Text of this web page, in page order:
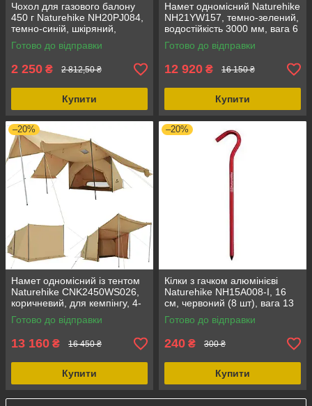
Чохол для газового балону
450 г Naturehike NH20PJ084,
темно-синій, шкіряний,
розмір 11 x 12,5 см, для
балона 450 г
Готово до відправки
2 250 ₴ 2 812,50 ₴
Купити
Намет одномісний Naturehike
NH21YW157, темно-зелений,
водостійкість 3000 мм, вага 6
кг, три сезони, каркас
алюмінієвий
Готово до відправки
12 920 ₴ 16 150 ₴
Купити
–20%
Намет одномісний із тентом
Naturehike CNK2450WS026,
коричневий, для кемпінгу, 4-
сезонний
Готово до відправки
13 160 ₴ 16 450 ₴
Купити
–20%
Кілки з гачком алюмінієві
Naturehike NH15A008-I, 16
см, червоний (8 шт), вага 13
г, матеріал алюміній, сплав
6061
Готово до відправки
240 ₴ 300 ₴
Купити